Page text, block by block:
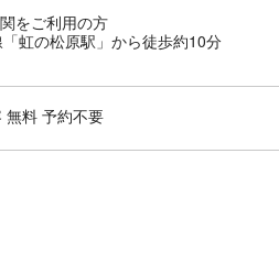
をご利用の方
虹の松原駅」から徒歩約10分
無料 予約不要